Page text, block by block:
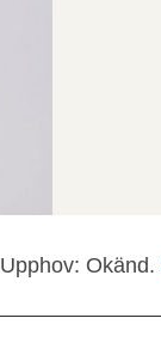
Upphov: Okänd.